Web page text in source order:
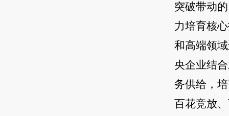
突破带动
力培育核
和高端领
央企业结
务供给，
百花竞放